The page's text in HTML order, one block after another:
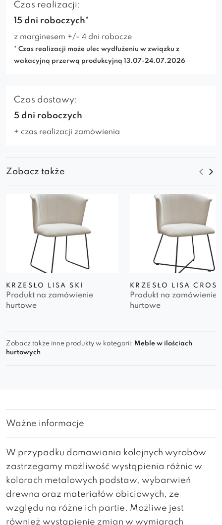
Czas realizacji:
15 dni roboczych*
z marginesem +/- 4 dni robocze
* Czas realizacji może ulec wydłużeniu w związku z
wakacyjną przerwą produkcyjną 13.07-24.07.2026
Czas dostawy:
5 dni roboczych
+ czas realizacji zamówienia
Zobacz także
KRZESŁO LISA SKI
Produkt na zamówienie
hurtowe
KRZESŁO LISA
Produkt na zamówienie
hurtowe
Zobacz także inne produkty w kategorii: Meble w ilościach
hurtowych
Ważne informacje
W przypadku domawiania kolejnych wyrobów
zastrzegamy możliwość wystąpienia różnic w
kolorach metalowych podstaw, wybarwień
drewna oraz materiałów obiciowych, ze
względu na różne ich partie. Możliwe jest
również wystąpienie zmian w wymiarach